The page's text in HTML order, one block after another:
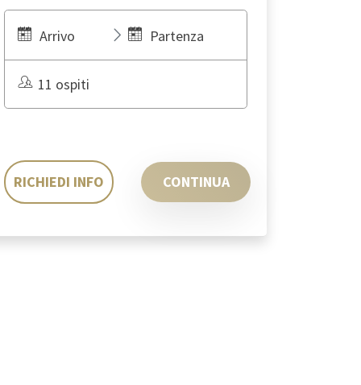
Arrivo Partenza
11 ospiti
RICHIEDI INFO CONTINUA